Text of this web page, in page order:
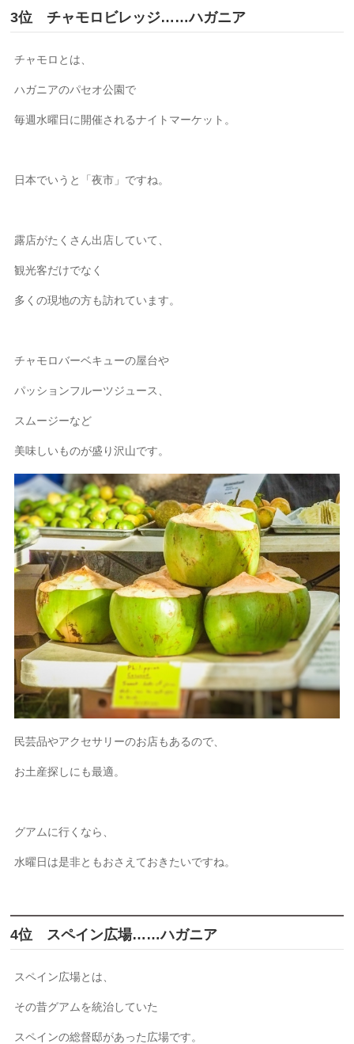
3位 チャモロビレッジ……ハガニア
チャモロとは、
ハガニアのパセオ公園で
毎週水曜日に開催されるナイトマーケット。
日本でいうと「夜市」ですね。
露店がたくさん出店していて、
観光客だけでなく
多くの現地の方も訪れています。
チャモロバーベキューの屋台や
パッションフルーツジュース、
スムージーなど
美味しいものが盛り沢山です。
民芸品やアクセサリーのお店もあるので、
お土産探しにも最適。
グアムに行くなら、
水曜日は是非ともおさえておきたいですね。
4位 スペイン広場……ハガニア
スペイン広場とは、
その昔グアムを統治していた
スペインの総督邸があった広場です。